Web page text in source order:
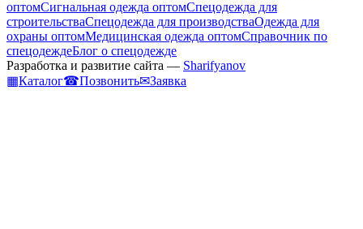
оптомСигнальная одежда оптомСпецодежда для
строительстваСпецодежда для производстваОдежда для
охраны оптомМедицинская одежда оптомСправочник по
спецодеждеБлог о спецодежде
Разработка и развитие сайта — Sharifyanov
▦Каталог☎Позвонить✉Заявка